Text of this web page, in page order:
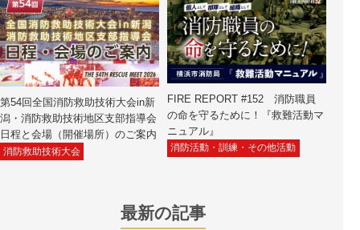
第54回全国消防救助技術大会in新
潟・消防救助技術地区支部指導会
日程と会場（開催場所）のご案内
消防救助技術大会
FIRE REPORT #152 消防職員
の命を守るために！『救難活動マ
ニュアル』
消防活動・訓練・その他活動
最新の記事